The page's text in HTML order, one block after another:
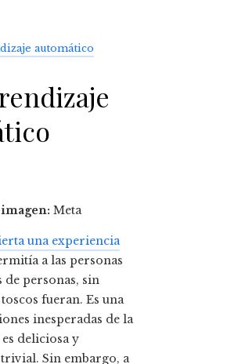
automático
Meta
una experiencia
a las personas
personas, sin
fueran. Es una
inesperadas de la
deliciosa y
Sin embargo, a